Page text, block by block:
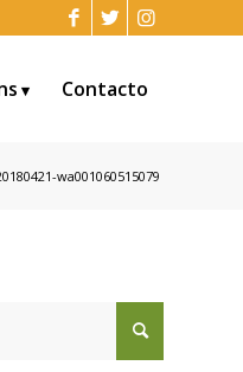
Contacto
wa001060515079